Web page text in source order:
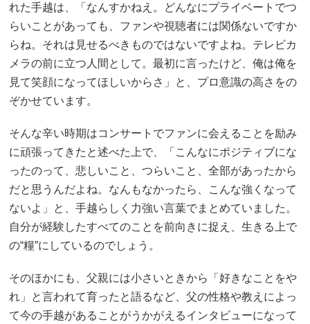
れた手越は、「なんすかねえ。どんなにプライベートでつ
らいことがあっても、ファンや視聴者には関係ないですか
らね。それは見せるべきものではないですよね。テレビカ
メラの前に立つ人間として。最初に言ったけど、俺は俺を
見て笑顔になってほしいからさ」と、プロ意識の高さをの
ぞかせています。
そんな辛い時期はコンサートでファンに会えることを励み
に頑張ってきたと述べた上で、「こんなにポジティブにな
ったのって、悲しいこと、つらいこと、全部があったから
だと思うんだよね。なんもなかったら、こんな強くなって
ないよ」と、手越らしく力強い言葉でまとめていました。
自分が経験したすべてのことを前向きに捉え、生きる上で
の“糧”にしているのでしょう。
そのほかにも、父親には小さいときから「好きなことをや
れ」と言われて育ったと語るなど、父の性格や教えによっ
て今の手越があることがうかがえるインタビューになって